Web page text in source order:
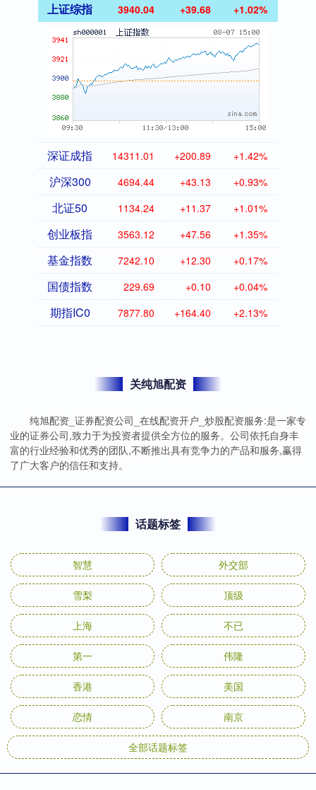
上证综指 3940.04 +39.68 +1.02%
深证成指 14311.01 +200.89 +1.42%
沪深300 4694.44 +43.13 +0.93%
北证50 1134.24 +11.37 +1.01%
创业板指 3563.12 +47.56 +1.35%
基金指数 7242.10 +12.30 +0.17%
国债指数 229.69 +0.10 +0.04%
期指IC0 7877.80 +164.40 +2.13%
关纯旭配资
纯旭配资_证券配资公司_在线配资开户_炒股配资服务:是一家专
业的证券公司,致力于为投资者提供全方位的服务。公司依托自身丰
富的行业经验和优秀的团队,不断推出具有竞争力的产品和服务,赢得
了广大客户的信任和支持。
话题标签
智慧 外交部
雪梨 顶级
上海 不已
第一 伟隆
香港 美国
恋情 南京
全部话题标签